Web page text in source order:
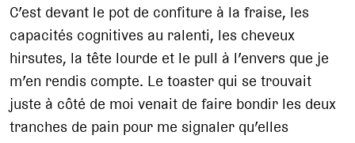
C’est devant le pot de confiture à la fraise, les
capacités cognitives au ralenti, les cheveux
hirsutes, la tête lourde et le pull à l’envers que je
m’en rendis compte. Le toaster qui se trouvait
juste à côté de moi venait de faire bondir les deux
tranches de pain pour me signaler qu’elles